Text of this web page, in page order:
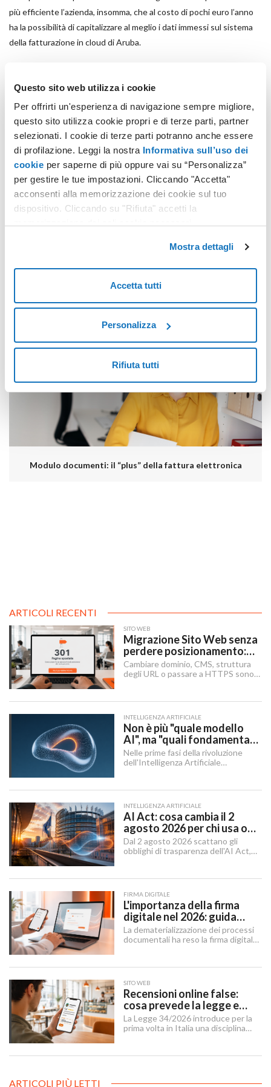
Questo sito web utilizza i cookie
Per offrirti un'esperienza di navigazione sempre migliore,
questo sito utilizza cookie propri e di terze parti, partner
selezionati. I cookie di terze parti potranno anche essere
di profilazione. Leggi la nostra Informativa sull’uso dei
cookie per saperne di più oppure vai su “Personalizza”
per gestire le tue impostazioni. Cliccando "Accetta"
acconsenti alla memorizzazione dei cookie sul tuo
dispositivo. Cliccando su "Rifiuta" accetti la
Mostra dettagli
Accetta tutti
Personalizza
Rifiuta tutti
più efficiente l’azienda, insomma, che al costo di pochi euro l’anno
ha la possibilità di capitalizzare al meglio i dati immessi sul sistema
della fatturazione in cloud di Aruba.
consapevolezza dei flussi di cassa, miglior programmazione: un
investimento di questo tipo è tutto fuorché un costo, perché i
vantaggi conseguibili sono immediati, tangibili e direttamente in
cassa.
POTREBBERO INTERESSARTI ANCHE:
Fatturazione Elettronica di Aruba: come creare un DDT con
il Modulo documenti
Modulo documenti: il “plus” della fattura elettronica
ARTICOLI RECENTI
SITO WEB
Migrazione Sito Web senza
perdere posizionamento:
Redirect 301, URL e
Checklist SEO
Cambiare dominio, CMS, struttura
degli URL o passare a HTTPS sono i
ricerca.
INTELLIGENZA ARTIFICIALE
Non è più "quale modello
AI", ma "quali fondamenta":
dati, infrastruttura,
governance
Nelle prime fasi della rivoluzione
dell'Intelligenza Artificiale
"Quale modello dobbiamo usare?".
INTELLIGENZA ARTIFICIALE
AI Act: cosa cambia il 2
agosto 2026 per chi usa o
integra l'AI
Dal 2 agosto 2026 scattano gli
obblighi di trasparenza dell'AI Act,
rinviato quelli sui sistemi ad alto
FIRMA DIGITALE
L'importanza della firma
digitale nel 2026: guida
completa per aziende e
professionisti
La dematerializzazione dei processi
documentali ha reso la firma digitale
SITO WEB
Recensioni online false:
cosa prevede la legge e
cosa possono fare le
imprese
La Legge 34/2026 introduce per la
prima volta in Italia una disciplina
ristorazione e del turismo.
ARTICOLI PIÙ LETTI